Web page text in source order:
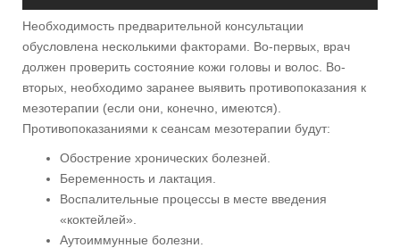
Необходимость предварительной консультации
обусловлена несколькими факторами. Во-первых, врач
должен проверить состояние кожи головы и волос. Во-
вторых, необходимо заранее выявить противопоказания к
мезотерапии (если они, конечно, имеются).
Противопоказаниями к сеансам мезотерапии будут:
Обострение хронических болезней.
Беременность и лактация.
Воспалительные процессы в месте введения
«коктейлей».
Аутоиммунные болезни.